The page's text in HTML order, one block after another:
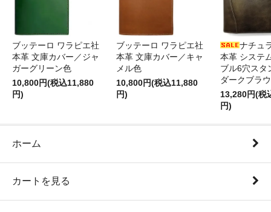
ブッテーロ ワラピエ社
本革 文庫カバー／ジャ
ガーグリーン色
10,800円(税込11,880
円)
ブッテーロ ワラピエ社
本革 文庫カバー／キャ
メル色
10,800円(税込11,880
円)
ナチュ
本革 システ
ブル6穴スタ
ダークブラ
13,280円(税
円)
ホーム
カートを見る